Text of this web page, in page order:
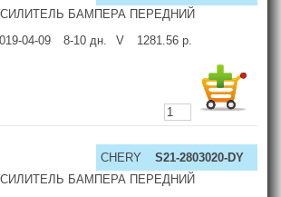
БАМПЕРА ПЕРЕДНИЙ
04-09
8-10 дн. V 1281.56 р.
CHERY
S21-2803020-DY
БАМПЕРА ПЕРЕДНИЙ